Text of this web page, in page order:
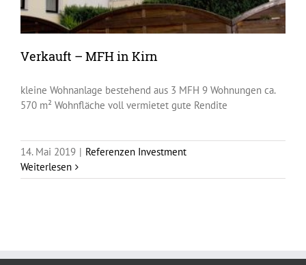
Verkauft – MFH in Kirn
kleine Wohnanlage bestehend aus 3 MFH 9 Wohnungen ca.
570 m² Wohnfläche voll vermietet gute Rendite
14. Mai 2019 | Referenzen Investment
Weiterlesen